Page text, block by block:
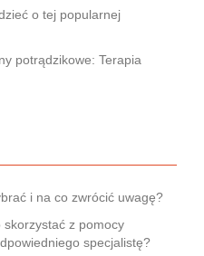
o tej popularnej
potrądzikowe: Terapia
i na co zwrócić uwagę?
skorzystać z pomocy
specjalistę?